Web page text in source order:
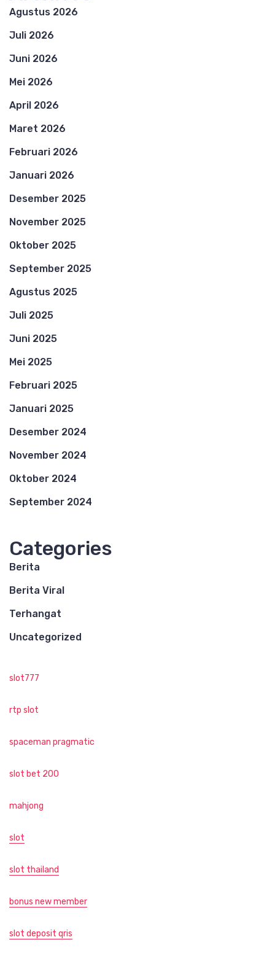
Agustus 2026
Juli 2026
Juni 2026
Mei 2026
April 2026
Maret 2026
Februari 2026
Januari 2026
Desember 2025
November 2025
Oktober 2025
September 2025
Agustus 2025
Juli 2025
Juni 2025
Mei 2025
Februari 2025
Januari 2025
Desember 2024
November 2024
Oktober 2024
September 2024
Categories
Berita
Berita Viral
Terhangat
Uncategorized
slot777
rtp slot
spaceman pragmatic
slot bet 200
mahjong
slot
slot thailand
bonus new member
slot deposit qris